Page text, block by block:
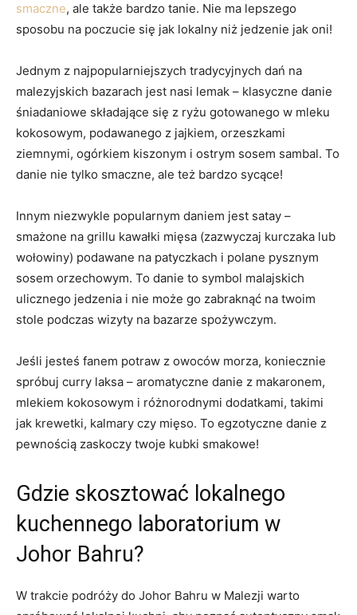
smaczne, ale także bardzo tanie. Nie ma lepszego
sposobu na poczucie się jak lokalny niż jedzenie jak oni!
Jednym z najpopularniejszych tradycyjnych dań na
malezyjskich bazarach jest nasi lemak – klasyczne danie
śniadaniowe składające się z ryżu gotowanego w mleku
kokosowym, podawanego z jajkiem, orzeszkami
ziemnymi, ogórkiem kiszonym i ostrym sosem sambal. To
danie nie tylko smaczne, ale też bardzo sycące!
Innym niezwykle popularnym daniem jest satay –
smażone na grillu kawałki mięsa (zazwyczaj kurczaka lub
wołowiny) podawane na patyczkach i polane pysznym
sosem orzechowym. To danie to symbol malajskich
ulicznego jedzenia i nie może go zabraknąć na twoim
stole podczas wizyty na bazarze spożywczym.
Jeśli jesteś fanem potraw z owoców morza, koniecznie
spróbuj curry laksa – aromatyczne danie z makaronem,
mlekiem kokosowym i różnorodnymi dodatkami, takimi
jak krewetki, kalmary czy mięso. To egzotyczne danie z
pewnością zaskoczy twoje kubki smakowe!
Gdzie skosztować lokalnego
kuchennego laboratorium w
Johor Bahru?
W trakcie podróży do Johor Bahru w Malezji warto